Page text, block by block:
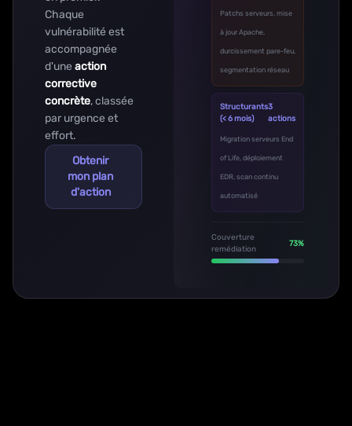
Chaque
vulnérabilité est
accompagnée
d'une action
corrective
concrète, classée
par urgence et
effort.
Obtenir
mon plan
d'action
Patchs serveurs, mise
à jour Apache,
durcissement pare-feu,
segmentation réseau
Structurants
(< 6 mois)
3
actions
Migration serveurs End
of Life, déploiement
EDR, scan continu
automatisé
Couverture
remédiation
73%